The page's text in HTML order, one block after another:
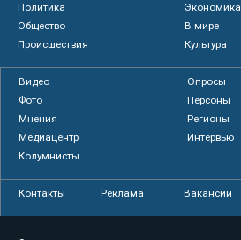
Политика
Экономика
Общество
В мире
Происшествия
Культура
Видео
Опросы
Фото
Персоны
Мнения
Регионы
Медиацентр
Интервью
Колумнисты
Контакты Реклама Вакансии